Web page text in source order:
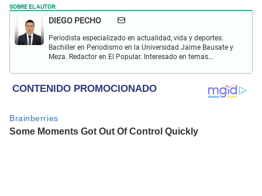
SOBRE EL AUTOR:
DIEGO PECHO
Periodista especializado en actualidad, vida y deportes.
Bachiller en Periodismo en la Universidad Jaime Bausate y
Meza. Redactor en El Popular. Interesado en temas
internacional, trucos caseros y educación.